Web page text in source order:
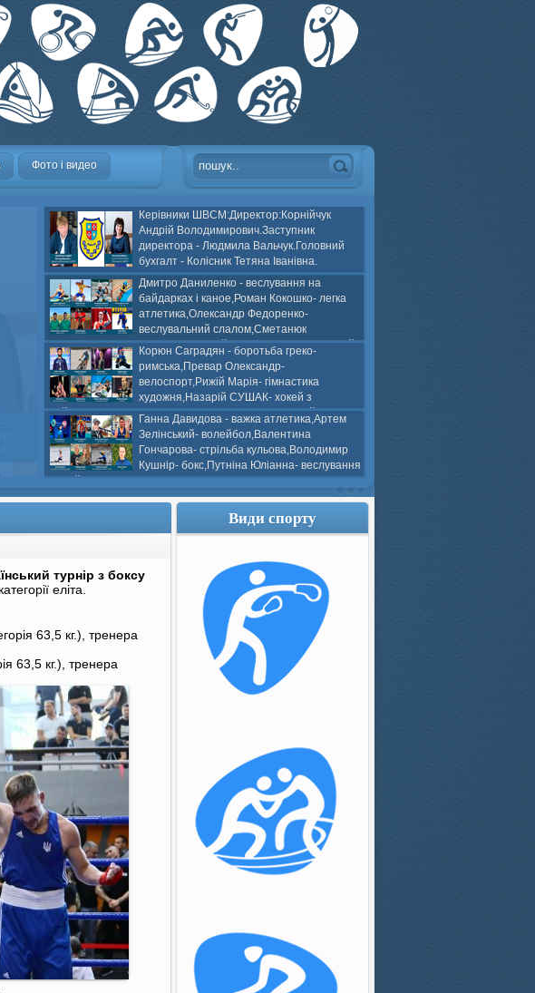
Фото і видео
Керівники ШВСМ:Директор:Корнійчук
Андрій Володимирович.Заступник
директора - Людмила Вальчук.Головний
бухгалт - Колісник Тетяна Іванівна.
Дмитро Даниленко - веслування на
байдарках і каное,Роман Кокошко- легка
атлетика,Олександр Федоренко-
веслувальний слалом,Сметанюк
Олександр- велоспорт,Каплінський Володимир, Соломяний
Олександр- хокей на траві,Лейла Юсіфзаде- гімнастика
художня,Максим Власюк- бокс,Нікіта БЕЛІК- хокей з шайбою.
Корюн Саградян - боротьба греко-
римська,Превар Олександр-
велоспорт,Рижій Марія- гімнастика
художня,Назарій СУШАК- хокей з
шайбою,Ігор Бичков- боротьба греко-римська,Сергій
Колісник- важка атлетика,Вікторія Добротворська-
веслвальний слалом,Валерія Якушева - волейбол.
Ганна Давидова - важка атлетика,Артем
Зелінський- волейбол,Валентина
Гончарова- стрільба кульова,Володимир
Кушнір- бокс,Путніна Юліанна- веслування
на байдарках і каное,Моїсеєнко Марія- стрільба
кульова,Селезньов Г. веслування на байдарках і
турнір з боксу
еліта.
63,5 кг.), тренера
63,5 кг.), тренера
Види спорту